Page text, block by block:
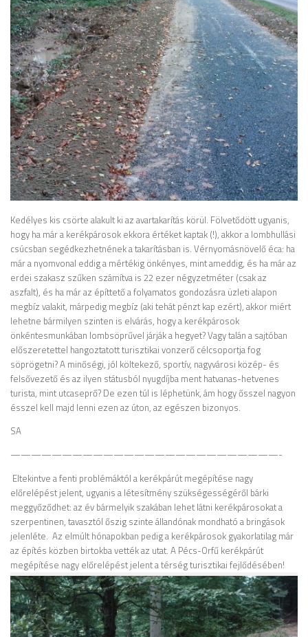
Kedélyes kis csörte alakult ki az avartakarítás körül. Fölvetődött ugyanis,
hogy ha már a kerékpárosok ekkora értéket kaptak (!), akkor a lombhullási
csúcsban segédkezhetnének a takarításban is. Vérnyomásnövelő éca: ha
már a nyomvonal eddig a mértékig önkényes, mint ameddig, és ha már az
erdei szakasz szűken számítva is 22 ezer négyzetméter (csak az
aszfalt), és ha már az építtető a folyamatos gondozásra üzleti alapon
megbíz valakit, márpedig megbíz (aki tehát pénzt kap ezért), akkor miért
lehetne bármilyen szinten is elvárás, hogy a kerékpárosok
önkéntesmunkában lombsöprűvel járják a hegyet? Vagy talán a sajtóban
előszeretettel hangoztatott turisztikai vonzerő célcsoportja fog
söprögetni? A minőségi, jól költekező, sportív, nagyvárosi közép- és
felsővezető és az ilyen státusból nyugdíjba ment hatvanas-hetvenes
turista, mint utcaseprő? De ezen túl is léphetünk, ám hogy ősszel nagyon
ésszel kell majd lenni ezen az úton, az egészen bizonyos.
SA
——————————————————————————-
Eltekintve a fenti problémáktól a kerékpárút megépítése nagy
előrelépést jelent, ugyanis a létesítmény szükségességéről bárki
meggyőződhet: az év bármelyik szakában lehet látni kerékpárosokat a
szerpentinen, tavasztól őszig szinte állandónak mondható a bringások
jelenléte. Az elmúlt hónapokban pedig a kerékpárosok gyakorlatilag már
az építés közben birtokba vették az utat. A Pécs-Orfű kerékpárút
megépítése nagy előrelépést jelent a térség turisztikai fejlődésében!